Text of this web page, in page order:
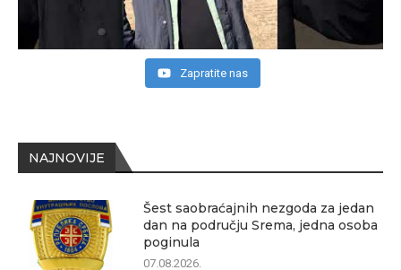
NAJNOVIJE
Šest saobraćajnih nezgoda za jedan
dan na području Srema, jedna osoba
poginula
07.08.2026.
Zapratite nas